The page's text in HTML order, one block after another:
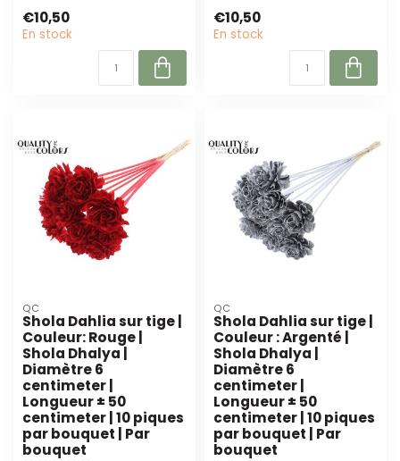
qua...
€10,50
En stock
€10,50
En stock
QC
Shola Dahlia sur tige |
Couleur: Rouge |
Shola Dhalya |
Diamètre 6
centimeter |
Longueur ± 50
centimeter | 10 piques
par bouquet | Par
bouquet
QC
Shola Dahlia sur tige |
Couleur : Argenté |
Shola Dhalya |
Diamètre 6
centimeter |
Longueur ± 50
centimeter | 10 piques
par bouquet | Par
bouquet